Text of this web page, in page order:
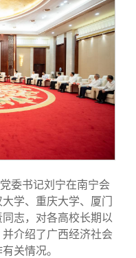
委书记刘宁在南宁会
学、重庆大学、厦门
志，对各高校长期以
介绍了广西经济社会
关情况。